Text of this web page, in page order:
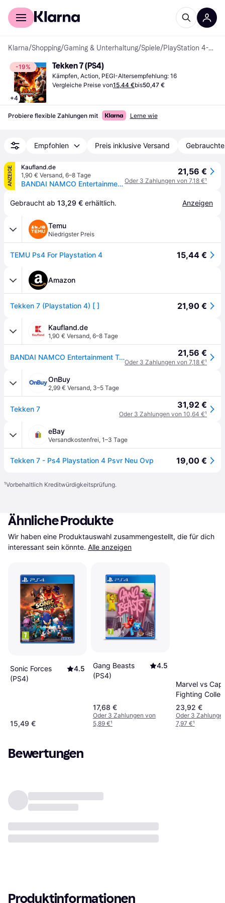
Für Shopper
Klarna/Shopping/Gaming & Unterhaltung/Spiele/ PlayStation 4-Spiele
-19%
+4
Tekken 7 (PS4)
Kämpfen, Action, PEGI-Altersempfehlung: 16
Vergleiche Preise von15,44 €bis50,47 €
Probiere flexible Zahlungen mit Lerne wie
Empfohlen Preis inklusive Versand
ANZEIGE
Kaufland.de
1,90 € Versand, 6–8 Tage
BANDAI NAMCO Entertainment Tekken 7, PS4, PlayStation 4, Multiplayer-Modus, T (Jugendliche)
21,56 €
Oder 3 Zahlungen von 7,18 €¹
Gebraucht ab 13,29 € erhältlich. Anzeigen
Temu
Niedrigster Preis
TEMU Ps4 For Playstation 4 15,44 €
Amazon
Tekken 7 (Playstation 4) [ ] 21,90 €
Kaufland.de
1,90 € Versand, 6–8 Tage
BANDAI NAMCO Entertainment Tekken 7, PS4, PlayStation 4, Multiplayer-Modus, T (Jugendliche) 21,56 €
Oder 3 Zahlungen von 7,18 €¹
OnBuy
2,99 € Versand, 3–5 Tage
Tekken 7 31,92 €
Oder 3 Zahlungen von 10,64 €¹
eBay
Versandkostenfrei, 1–3 Tage
Tekken 7 - Ps4 Playstation 4 Psvr Neu Ovp 19,00 €
¹Vorbehaltlich Kreditwürdigkeitsprüfung.
Ähnliche Produkte
Wir haben eine Produktauswahl zusammengestellt, die für dich
interessant sein könnte. Alle anzeigen
Sonic Forces
(PS4)
4.5
15,49 €
Gang Beasts
(PS4)
4.5
17,68 €
Oder 3 Zahlungen von
5,89 €¹
Marvel vs
Fighting
Arcade
23,92 €
Oder 3
7,97 €¹
Bewertungen
Produktinformationen